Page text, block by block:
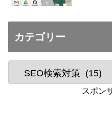
カテゴリー
スポン